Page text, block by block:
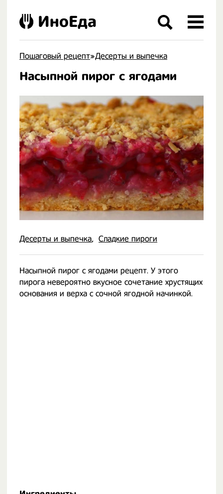
Пошаговый рецепт»Десерты и выпечка
Насыпной пирог с ягодами
Десерты и выпечка Сладкие пироги
Насыпной пирог с ягодами рецепт. У этого
пирога невероятно вкусное сочетание хрустящих
основания и верха с сочной ягодной начинкой.
ИноЕда